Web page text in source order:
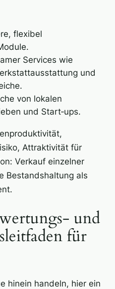
flexibel
Services wie
und
von lokalen
und Start‑ups.
Attraktivität für
Verkauf einzelner
Bestandshaltung als
und
für
hinein handeln, hier ein